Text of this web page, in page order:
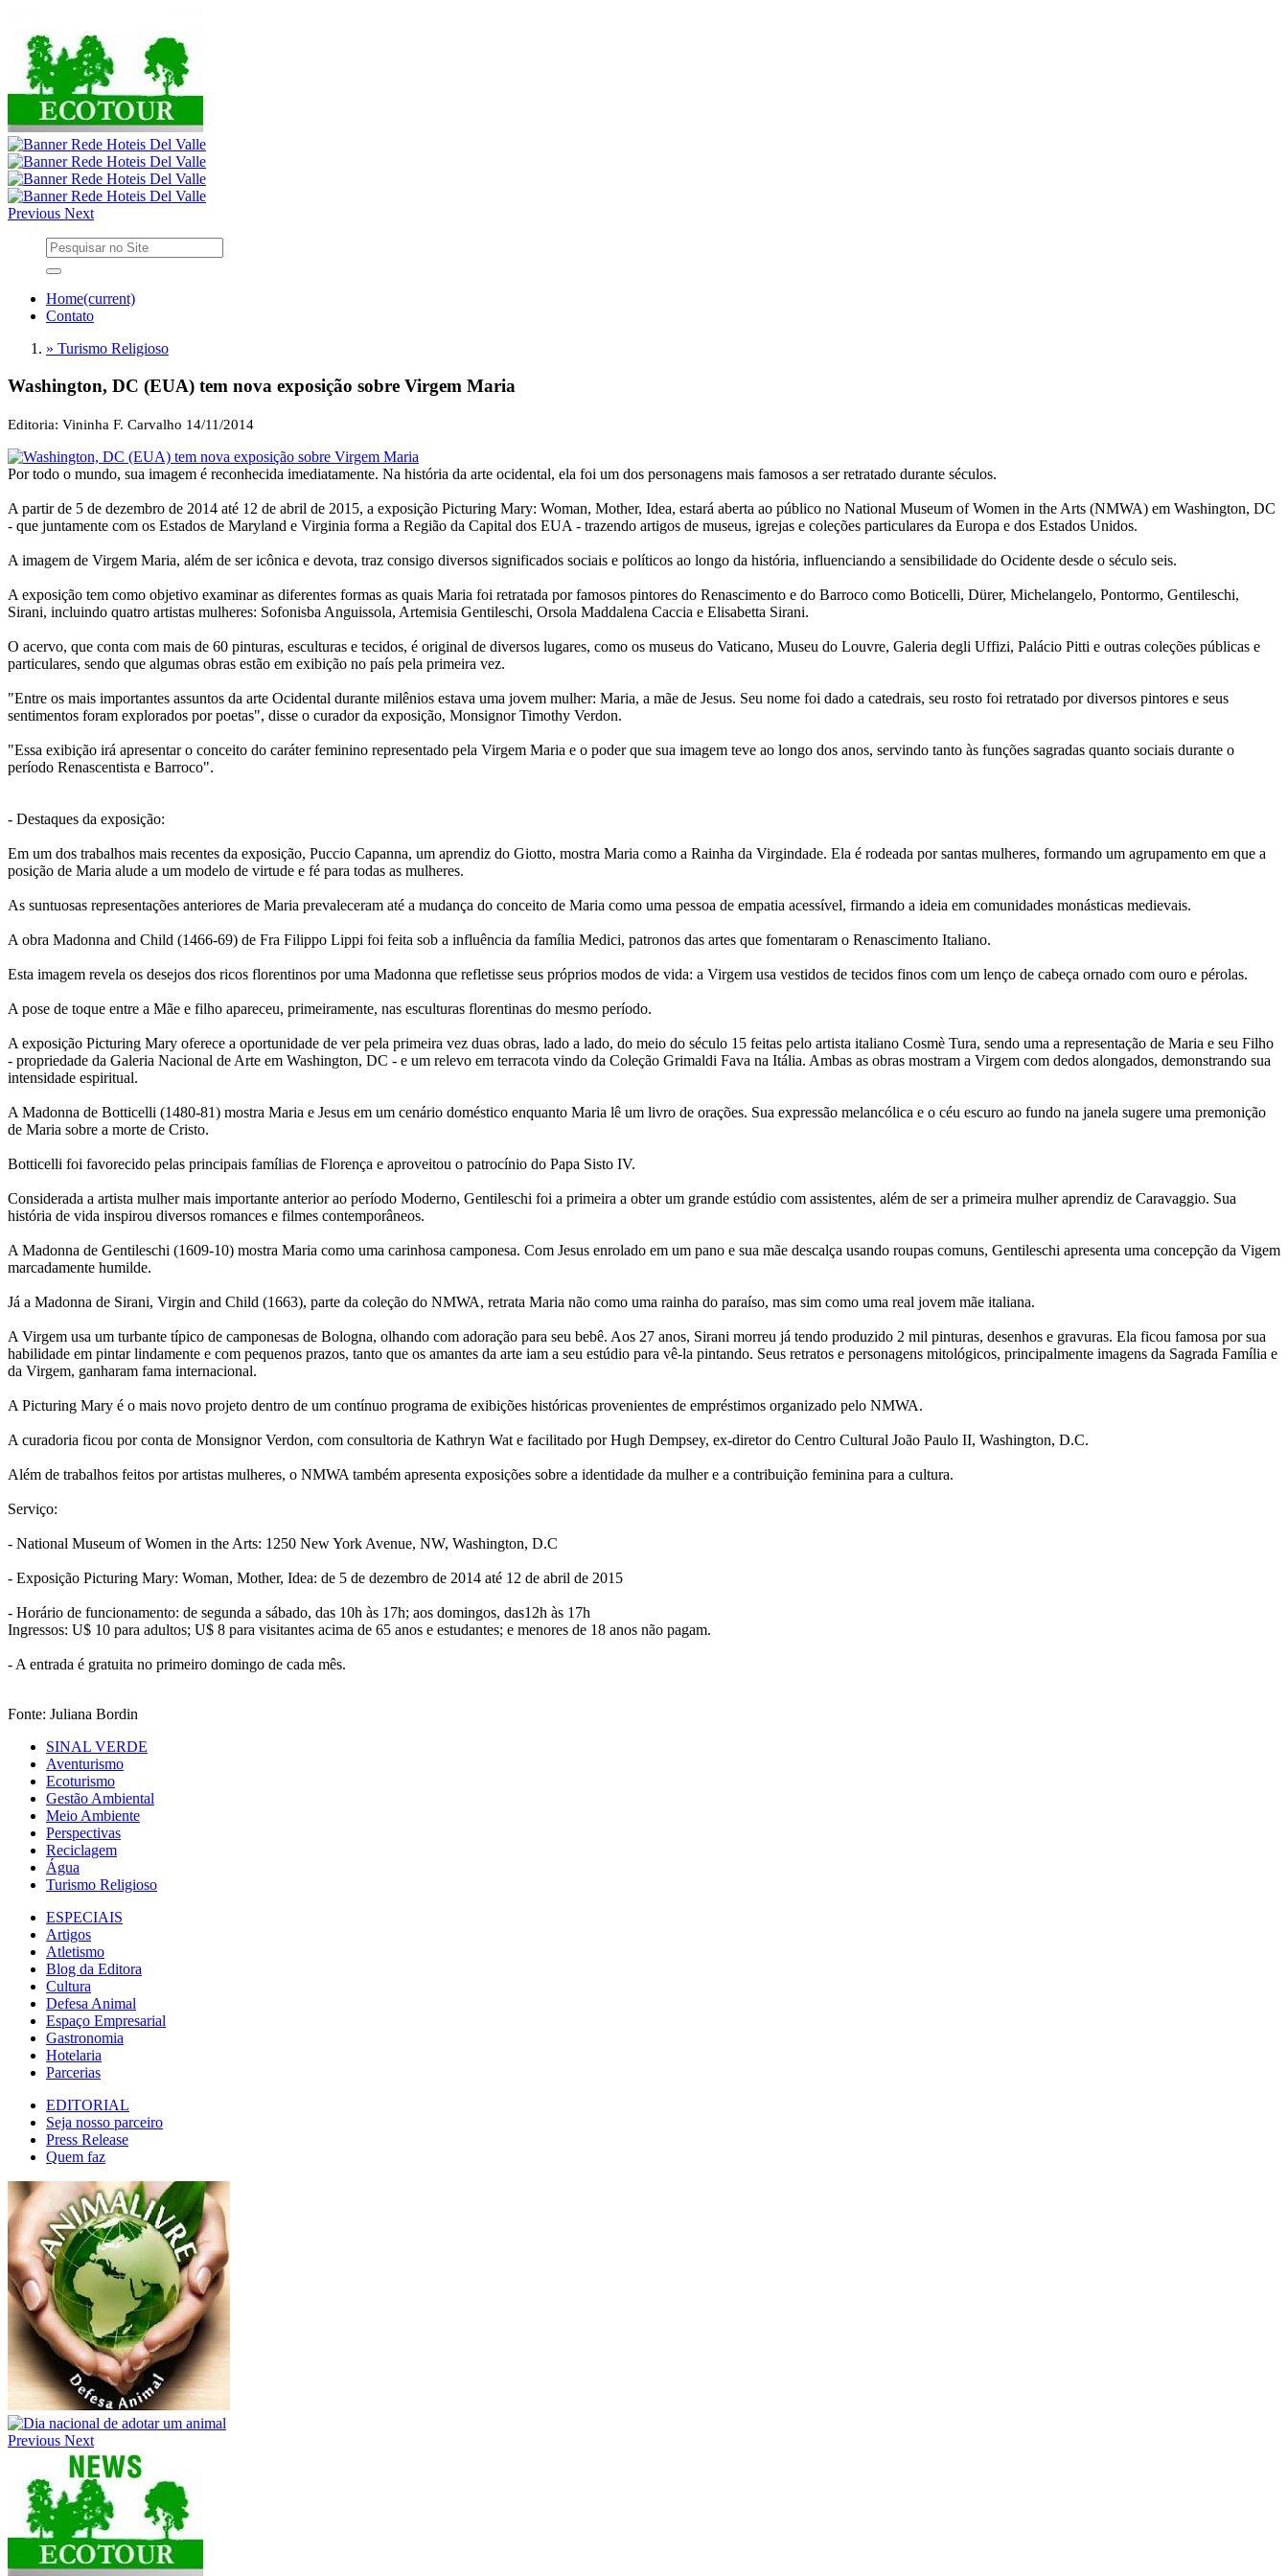
Previous Next
Home(current)
Contato
» Turismo Religioso
Washington, DC (EUA) tem nova exposição sobre Virgem Maria
Editoria: Vininha F. Carvalho 14/11/2014
Por todo o mundo, sua imagem é reconhecida imediatamente. Na história da arte ocidental, ela foi um dos personagens mais famosos a ser retratado durante séculos.
A partir de 5 de dezembro de 2014 até 12 de abril de 2015, a exposição Picturing Mary: Woman, Mother, Idea, estará aberta ao público no National Museum of Women in the Arts (NMWA) em Washington, DC
- que juntamente com os Estados de Maryland e Virginia forma a Região da Capital dos EUA - trazendo artigos de museus, igrejas e coleções particulares da Europa e dos Estados Unidos.
A imagem de Virgem Maria, além de ser icônica e devota, traz consigo diversos significados sociais e políticos ao longo da história, influenciando a sensibilidade do Ocidente desde o século seis.
A exposição tem como objetivo examinar as diferentes formas as quais Maria foi retratada por famosos pintores do Renascimento e do Barroco como Boticelli, Dürer, Michelangelo, Pontormo, Gentileschi,
Sirani, incluindo quatro artistas mulheres: Sofonisba Anguissola, Artemisia Gentileschi, Orsola Maddalena Caccia e Elisabetta Sirani.
O acervo, que conta com mais de 60 pinturas, esculturas e tecidos, é original de diversos lugares, como os museus do Vaticano, Museu do Louvre, Galeria degli Uffizi, Palácio Pitti e outras coleções públicas e
particulares, sendo que algumas obras estão em exibição no país pela primeira vez.
"Entre os mais importantes assuntos da arte Ocidental durante milênios estava uma jovem mulher: Maria, a mãe de Jesus. Seu nome foi dado a catedrais, seu rosto foi retratado por diversos pintores e seus
sentimentos foram explorados por poetas", disse o curador da exposição, Monsignor Timothy Verdon.
"Essa exibição irá apresentar o conceito do caráter feminino representado pela Virgem Maria e o poder que sua imagem teve ao longo dos anos, servindo tanto às funções sagradas quanto sociais durante o
período Renascentista e Barroco".
- Destaques da exposição:
Em um dos trabalhos mais recentes da exposição, Puccio Capanna, um aprendiz do Giotto, mostra Maria como a Rainha da Virgindade. Ela é rodeada por santas mulheres, formando um agrupamento em que a
posição de Maria alude a um modelo de virtude e fé para todas as mulheres.
As suntuosas representações anteriores de Maria prevaleceram até a mudança do conceito de Maria como uma pessoa de empatia acessível, firmando a ideia em comunidades monásticas medievais.
A obra Madonna and Child (1466-69) de Fra Filippo Lippi foi feita sob a influência da família Medici, patronos das artes que fomentaram o Renascimento Italiano.
Esta imagem revela os desejos dos ricos florentinos por uma Madonna que refletisse seus próprios modos de vida: a Virgem usa vestidos de tecidos finos com um lenço de cabeça ornado com ouro e pérolas.
A pose de toque entre a Mãe e filho apareceu, primeiramente, nas esculturas florentinas do mesmo período.
A exposição Picturing Mary oferece a oportunidade de ver pela primeira vez duas obras, lado a lado, do meio do século 15 feitas pelo artista italiano Cosmè Tura, sendo uma a representação de Maria e seu Filho
- propriedade da Galeria Nacional de Arte em Washington, DC - e um relevo em terracota vindo da Coleção Grimaldi Fava na Itália. Ambas as obras mostram a Virgem com dedos alongados, demonstrando sua
intensidade espiritual.
A Madonna de Botticelli (1480-81) mostra Maria e Jesus em um cenário doméstico enquanto Maria lê um livro de orações. Sua expressão melancólica e o céu escuro ao fundo na janela sugere uma premonição
de Maria sobre a morte de Cristo.
Botticelli foi favorecido pelas principais famílias de Florença e aproveitou o patrocínio do Papa Sisto IV.
Considerada a artista mulher mais importante anterior ao período Moderno, Gentileschi foi a primeira a obter um grande estúdio com assistentes, além de ser a primeira mulher aprendiz de Caravaggio. Sua
história de vida inspirou diversos romances e filmes contemporâneos.
A Madonna de Gentileschi (1609-10) mostra Maria como uma carinhosa camponesa. Com Jesus enrolado em um pano e sua mãe descalça usando roupas comuns, Gentileschi apresenta uma concepção da Vigem
marcadamente humilde.
Já a Madonna de Sirani, Virgin and Child (1663), parte da coleção do NMWA, retrata Maria não como uma rainha do paraíso, mas sim como uma real jovem mãe italiana.
A Virgem usa um turbante típico de camponesas de Bologna, olhando com adoração para seu bebê. Aos 27 anos, Sirani morreu já tendo produzido 2 mil pinturas, desenhos e gravuras. Ela ficou famosa por sua
habilidade em pintar lindamente e com pequenos prazos, tanto que os amantes da arte iam a seu estúdio para vê-la pintando. Seus retratos e personagens mitológicos, principalmente imagens da Sagrada Família e
da Virgem, ganharam fama internacional.
A Picturing Mary é o mais novo projeto dentro de um contínuo programa de exibições históricas provenientes de empréstimos organizado pelo NMWA.
A curadoria ficou por conta de Monsignor Verdon, com consultoria de Kathryn Wat e facilitado por Hugh Dempsey, ex-diretor do Centro Cultural João Paulo II, Washington, D.C.
Além de trabalhos feitos por artistas mulheres, o NMWA também apresenta exposições sobre a identidade da mulher e a contribuição feminina para a cultura.
Serviço:
- National Museum of Women in the Arts: 1250 New York Avenue, NW, Washington, D.C
- Exposição Picturing Mary: Woman, Mother, Idea: de 5 de dezembro de 2014 até 12 de abril de 2015
- Horário de funcionamento: de segunda a sábado, das 10h às 17h; aos domingos, das12h às 17h
Ingressos: U$ 10 para adultos; U$ 8 para visitantes acima de 65 anos e estudantes; e menores de 18 anos não pagam.
- A entrada é gratuita no primeiro domingo de cada mês.
Fonte: Juliana Bordin
SINAL VERDE
Aventurismo
Ecoturismo
Gestão Ambiental
Meio Ambiente
Perspectivas
Reciclagem
Água
Turismo Religioso
ESPECIAIS
Artigos
Atletismo
Blog da Editora
Cultura
Defesa Animal
Espaço Empresarial
Gastronomia
Hotelaria
Parcerias
EDITORIAL
Seja nosso parceiro
Press Release
Quem faz
Previous Next